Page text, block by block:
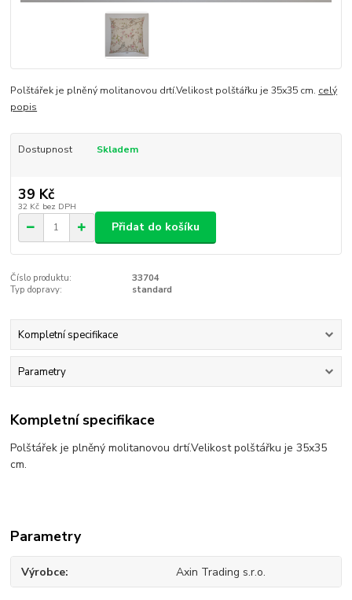
Polštářek je plněný molitanovou drtí.Velikost polštářku je 35x35 cm. celý
popis
Dostupnost Skladem
39 Kč
32 Kč bez DPH
Přidat do košíku
Číslo produktu:
33704
Typ dopravy:
standard
Kompletní specifikace
Parametry
Kompletní specifikace
Polštářek je plněný molitanovou drtí.Velikost polštářku je 35x35
cm.
Parametry
Výrobce Axin Trading s.r.o.